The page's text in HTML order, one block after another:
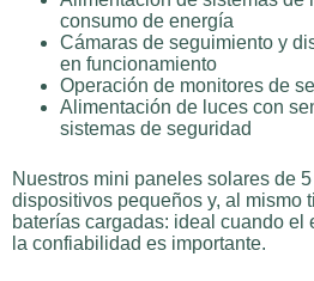
consumo de energía
Cámaras de seguimiento y
en funcionamiento
Operación de monitores de
Alimentación de luces con
sistemas de seguridad
Nuestros mini paneles solares de
dispositivos pequeños y, al mismo
baterías cargadas: ideal cuando el
la confiabilidad es importante.